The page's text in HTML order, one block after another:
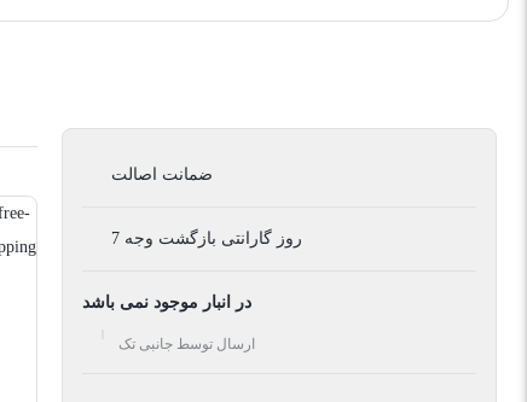
ضمانت اصالت
7 روز گارانتی بازگشت وجه
در انبار موجود نمی باشد
ارسال توسط جانبی تک